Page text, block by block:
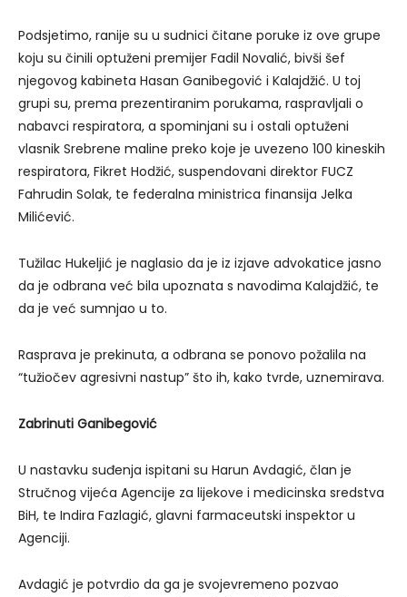
Podsjetimo, ranije su u sudnici čitane poruke iz ove grupe
koju su činili optuženi premijer Fadil Novalić, bivši šef
njegovog kabineta Hasan Ganibegović i Kalajdžić. U toj
grupi su, prema prezentiranim porukama, raspravljali o
nabavci respiratora, a spominjani su i ostali optuženi
vlasnik Srebrene maline preko koje je uvezeno 100 kineskih
respiratora, Fikret Hodžić, suspendovani direktor FUCZ
Fahrudin Solak, te federalna ministrica finansija Jelka
Milićević.
Tužilac Hukeljić je naglasio da je iz izjave advokatice jasno
da je odbrana već bila upoznata s navodima Kalajdžić, te
da je već sumnjao u to.
Rasprava je prekinuta, a odbrana se ponovo požalila na
“tužiočev agresivni nastup” što ih, kako tvrde, uznemirava.
Zabrinuti Ganibegović
U nastavku suđenja ispitani su Harun Avdagić, član je
Stručnog vijeća Agencije za lijekove i medicinska sredstva
BiH, te Indira Fazlagić, glavni farmaceutski inspektor u
Agenciji.
Avdagić je potvrdio da ga je svojevremeno pozvao